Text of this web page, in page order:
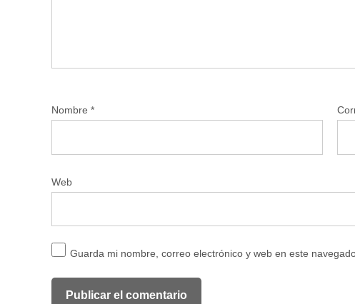
Nombre *
Web
Guarda mi nombre, correo electrónico y web en este